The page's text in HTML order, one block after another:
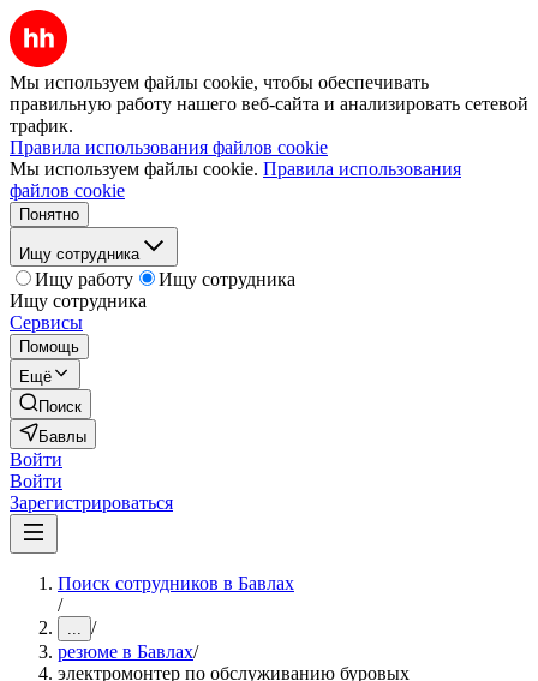
Мы используем файлы cookie, чтобы обеспечивать
правильную работу нашего веб-сайта и анализировать сетевой
трафик.
Правила использования файлов cookie
Мы используем файлы cookie. Правила использования
файлов cookie
Понятно
Ищу сотрудника
Ищу работу
Ищу сотрудника
Ищу сотрудника
Сервисы
Помощь
Ещё
Поиск
Бавлы
Войти
Войти
Зарегистрироваться
Поиск сотрудников в Бавлах
/
... /
резюме в Бавлах/
электромонтер по обслуживанию буровых